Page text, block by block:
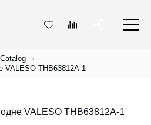
Catalog
VALESO THB63812A-1